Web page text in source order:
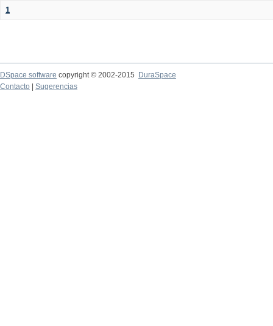
1
DSpace software copyright © 2002-2015
DuraSpace
Contacto
Sugerencias